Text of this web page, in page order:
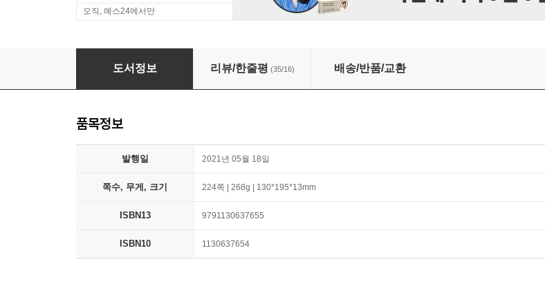
오직, 예스24에서만
아주 사적인 궁궐 산책
도서정보 리뷰/한줄평 (35/16) 배송/반품/교환
품목정보
발행일 2021년 05월 18일
쪽수, 무게, 크기 224쪽 | 268g | 130*195*13mm
ISBN13 9791130637655
ISBN10 1130637654